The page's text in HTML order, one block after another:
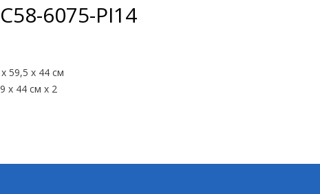
6075-PI14
59,5 x 44 см
x 44 см х 2